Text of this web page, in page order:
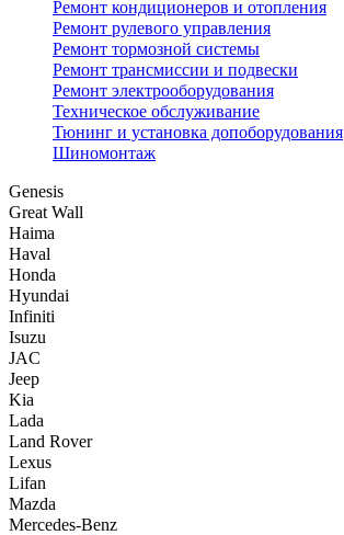
Ремонт кондиционеров и отопления
Ремонт рулевого управления
Ремонт тормозной системы
Ремонт трансмиссии и подвески
Ремонт электрооборудования
Техническое обслуживание
Тюнинг и установка допоборудования
Шиномонтаж
Genesis
Great Wall
Haima
Haval
Honda
Hyundai
Infiniti
Isuzu
JAC
Jeep
Kia
Lada
Land Rover
Lexus
Lifan
Mazda
Mercedes-Benz